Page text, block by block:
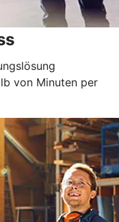
von Minuten per